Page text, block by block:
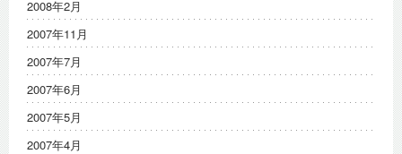
2008年2月
2007年11月
2007年7月
2007年6月
2007年5月
2007年4月